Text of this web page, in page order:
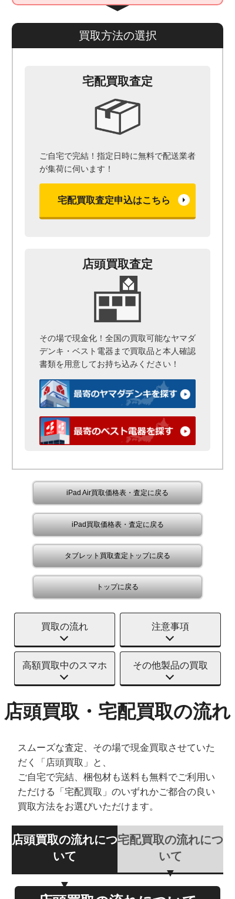
買取方法の選択
宅配買取査定
ご自宅で完結！指定日時に無料で配送業者
が集荷に伺います！
宅配買取査定申込はこちら
店頭買取査定
その場で現金化！全国の買取可能なヤマダ
デンキ・ベスト電器まで買取品と本人確認
書類を用意してお持ち込みください！
iPad Air買取価格表・査定に戻る
iPad買取価格表・査定に戻る
タブレット買取査定トップに戻る
トップに戻る
買取の流れ 注意事項
高額買取中のスマホ その他製品の買取
店頭買取・宅配買取の流れ
スムーズな査定、その場で現金買取させていた
だく「店頭買取」と、
ご自宅で完結、梱包材も送料も無料でご利用い
ただける「宅配買取」のいずれかご都合の良い
買取方法をお選びいただけます。
店頭買取の流れにつ
いて
宅配買取の流れにつ
いて